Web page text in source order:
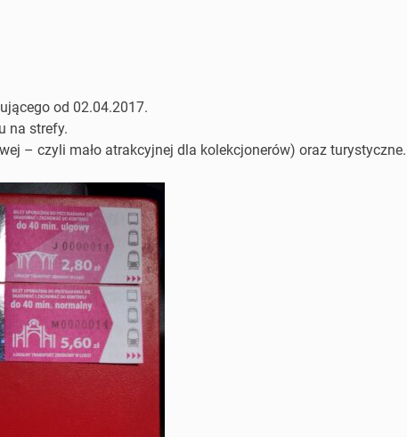
od 02.04.2017.
na strefy.
– czyli mało atrakcyjnej dla kolekcjonerów) oraz turystyczne.